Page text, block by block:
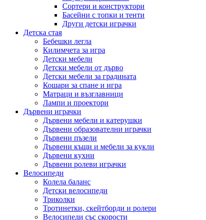
Сортери и конструктори
Басейни с топки и тенти
Други детски играчки
Детска стая
Бебешки легла
Килимчета за игра
Детски мебели
Детски мебели от дърво
Детски мебели за градината
Кошари за спане и игра
Матраци и възглавници
Лампи и проектори
Дървени играчки
Дървени мебели и катерушки
Дървени образователни играчки
Дървени пъзели
Дървени къщи и мебели за кукли
Дървени кухни
Дървени ролеви играчки
Велосипеди
Колела баланс
Детски велосипеди
Триколки
Тротинетки, скейтборди и ролери
Велосипеди със скорости